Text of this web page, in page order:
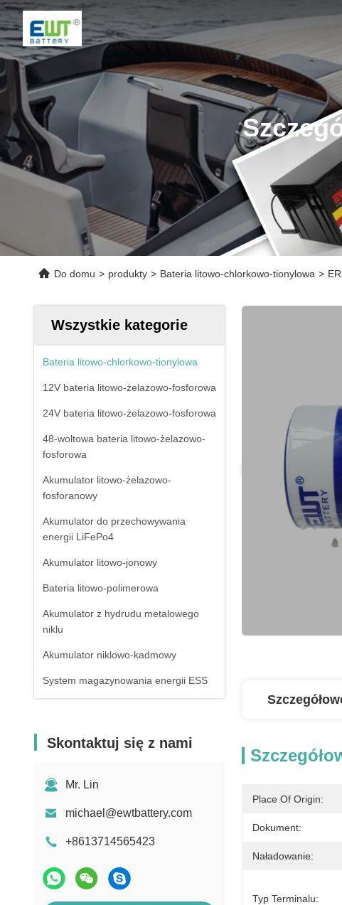
Do domu > produkty > Bateria litowo-chlorkowo-tionylowa >
Wszystkie kategorie
Bateria litowo-chlorkowo-tionylowa
12V bateria litowo-żelazowo-fosforowa
24V bateria litowo-żelazowo-fosforowa
48-woltowa bateria litowo-żelazowo-
fosforowa
Akumulator litowo-żelazowo-
fosforanowy
Akumulator do przechowywania
energii LiFePo4
Akumulator litowo-jonowy
Bateria litowo-polimerowa
Akumulator z hydrudu metalowego
niklu
Akumulator niklowo-kadmowy
System magazynowania energii ESS
Skontaktuj się z nami
Mr. Lin
michael@ewtbattery.com
+8613714565423
Place Of Origin:
Dokument:
Naładowanie:
Typ Terminalu: